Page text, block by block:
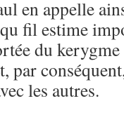
en appelle
fil estime
du kerygme
par
les autres.